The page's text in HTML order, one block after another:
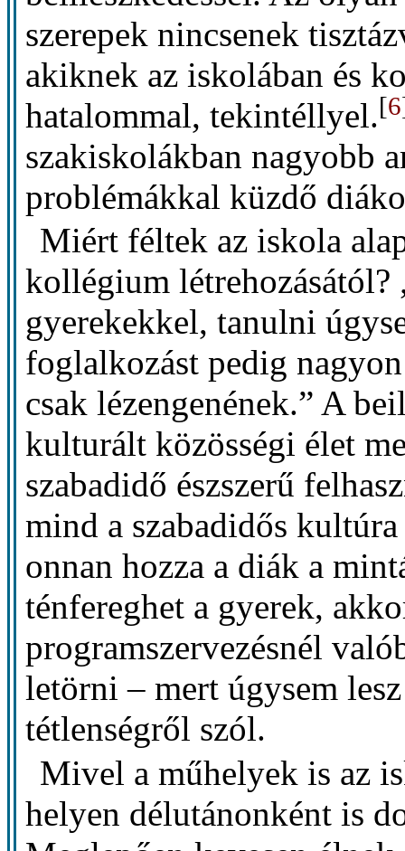
szerepek nincsenek
akiknek az iskolában és
hatalommal, tekintéllyel.[6
szakiskolákban nagyobb
problémákkal küzdő
Miért féltek az iskola
kollégium
gyerekekkel, tanulni
foglalkozást pedig
csak lézengenének.” A
kulturált közösségi élet
szabadidő észszerű
mind a szabadidős
onnan hozza a diák a
ténfereghet a gyerek,
programszervezésnél
letörni – mert úgysem
tétlenségről szól.
Mivel a műhelyek is az
helyen délutánonként is